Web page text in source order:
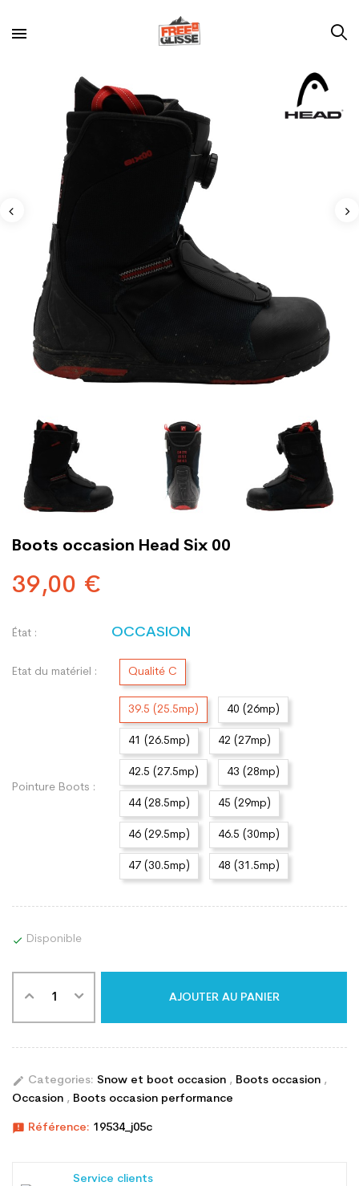
Boots occasion Head Six 00
39,00 €
État : OCCASION
Etat du matériel : Qualité C
Pointure Boots :
39.5 (25.5mp) 40 (26mp)
41 (26.5mp) 42 (27mp)
42.5 (27.5mp) 43 (28mp)
44 (28.5mp) 45 (29mp)
46 (29.5mp) 46.5 (30mp)
47 (30.5mp) 48 (31.5mp)
 Disponible
AJOUTER AU PANIER
edit Categories: Snow et boot occasion , Boots occasion ,
Occasion , Boots occasion performance
announcement Référence: 19534_j05c
Service clients